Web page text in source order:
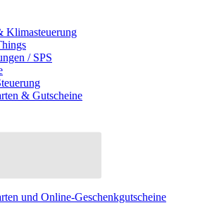
Klimasteuerung
/ SPS
& Gutscheine
und Online-Geschenkgutscheine